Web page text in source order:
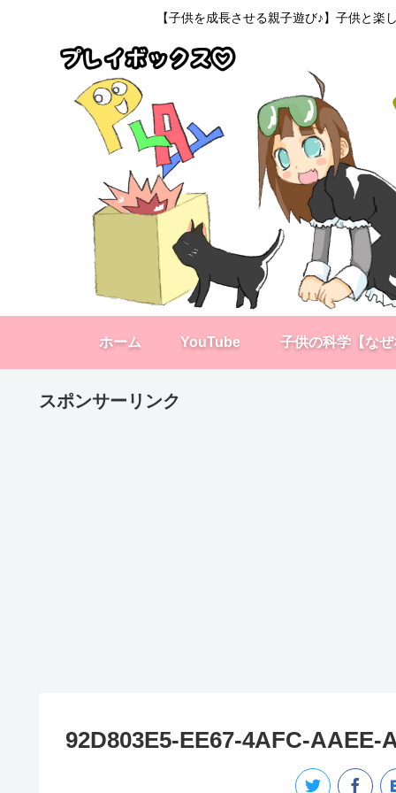
【子供を成長させる親子遊び♪】子供と
ホーム YouTube 子供の科学【な
スポンサーリンク
92D803E5-EE67-4AFC-AAEE-